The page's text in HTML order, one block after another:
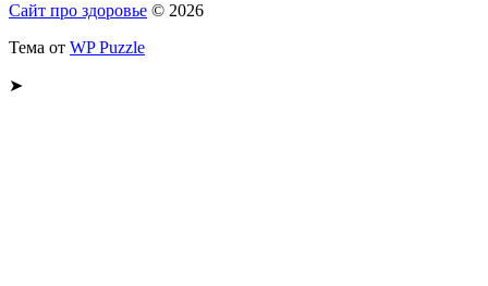
Сайт про здоровье © 2026
Тема от WP Puzzle
➤